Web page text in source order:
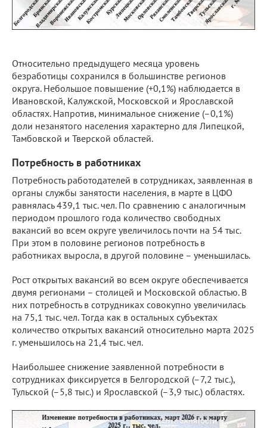
Относительно предыдущего месяца уровень
безработицы сохранился в большинстве регионов
округа. Небольшое повышение (+0,1%) наблюдается в
Ивановской, Калужской, Московской и Ярославской
областях. Напротив, минимальное снижение (–0,1%)
доли незанятого населения характерно для Липецкой,
Тамбовской и Тверской областей.
Потребность в работниках
Потребность работодателей в сотрудниках, заявленная в
органы службы занятости населения, в марте в ЦФО
равнялась 439,1 тыс. чел. По сравнению с аналогичным
периодом прошлого года количество свободных
вакансий во всем округе увеличилось почти на 54 тыс.
При этом в половине регионов потребность в
работниках выросла, в другой половине – уменьшилась.
Рост открытых вакансий во всем округе обеспечивается
двумя регионами – столицей и Московской областью. В
них потребность в сотрудниках совокупно увеличилась
на 75,1 тыс. чел. Тогда как в остальных субъектах
количество открытых вакансий относительно марта 2025
г. уменьшилось на 21,4 тыс. чел.
Наибольшее снижение заявленной потребности в
сотрудниках фиксируется в Белгородской (–7,2 тыс.),
Тульской (–5,8 тыс.) и Ярославской (–3,9 тыс.) областях.